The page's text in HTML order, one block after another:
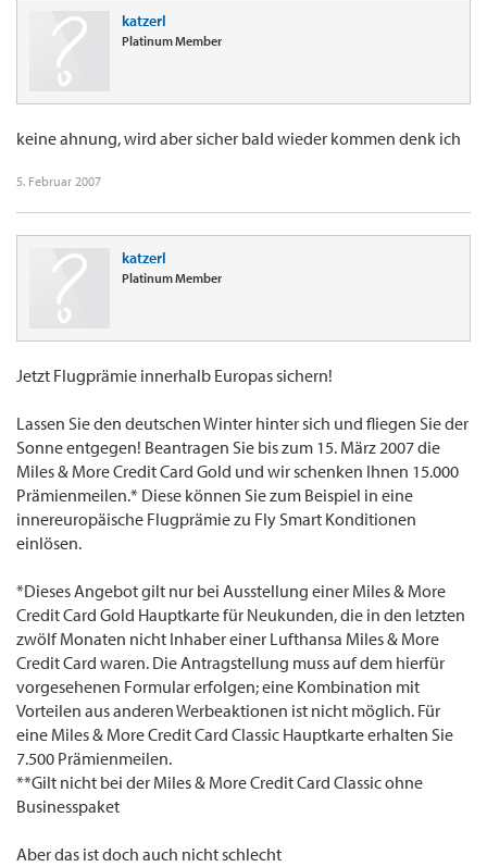
katzerl
Platinum Member
keine ahnung, wird aber sicher bald wieder kommen denk ich
5. Februar 2007
katzerl
Platinum Member
Jetzt Flugprämie innerhalb Europas sichern!
Lassen Sie den deutschen Winter hinter sich und fliegen Sie der
Sonne entgegen! Beantragen Sie bis zum 15. März 2007 die
Miles & More Credit Card Gold und wir schenken Ihnen 15.000
Prämienmeilen.* Diese können Sie zum Beispiel in eine
innereuropäische Flugprämie zu Fly Smart Konditionen
einlösen.
*Dieses Angebot gilt nur bei Ausstellung einer Miles & More
Credit Card Gold Hauptkarte für Neukunden, die in den letzten
zwölf Monaten nicht Inhaber einer Lufthansa Miles & More
Credit Card waren. Die Antragstellung muss auf dem hierfür
vorgesehenen Formular erfolgen; eine Kombination mit
Vorteilen aus anderen Werbeaktionen ist nicht möglich. Für
eine Miles & More Credit Card Classic Hauptkarte erhalten Sie
7.500 Prämienmeilen.
**Gilt nicht bei der Miles & More Credit Card Classic ohne
Businesspaket
Aber das ist doch auch nicht schlecht